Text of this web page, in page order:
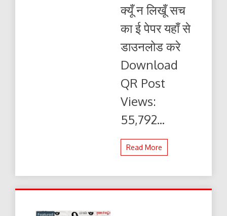
सच
20.05.2026
ई-
पेपर
यहाँ
पढ़ें
डाउनलोड
क्यूँ न लिखूँ सच
का ई पेपर यहाँ से
डाउनलोड करे
Download
QR Post
Views:
55,792...
Read More